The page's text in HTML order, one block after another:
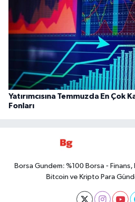
Yatırımcısına Temmuzda En Çok
Fonları
Borsa Gundem: %100 Borsa -
Bitcoin ve Kripto Para